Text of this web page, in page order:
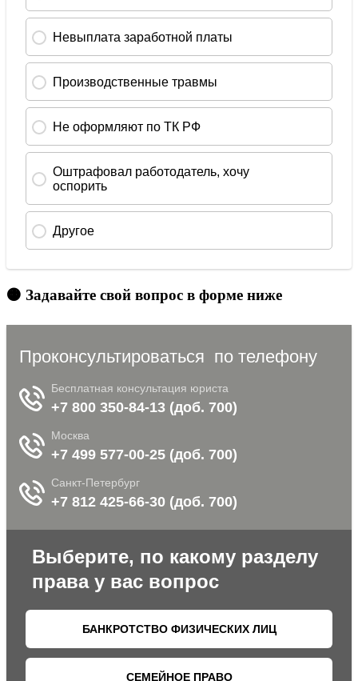
🟠 Задавайте свой вопрос в форме ниже